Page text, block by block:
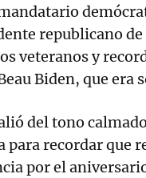
republicano
veteranos y
Biden, que era
del tono
para recordar que
por el